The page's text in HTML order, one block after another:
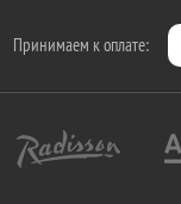
Принимаем к оплате: